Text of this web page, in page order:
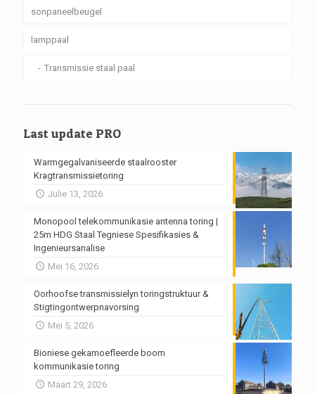
sonpaneelbeugel
lamppaal
Transmissie staal paal
Last update PRO
Warmgegalvaniseerde staalrooster
Kragtransmissietoring
Julie 13, 2026
Monopool telekommunikasie antenna toring |
25m HDG Staal Tegniese Spesifikasies &
Ingenieursanalise
Mei 16, 2026
Oorhoofse transmissielyn toringstruktuur &
Stigtingontwerpnavorsing
Mei 5, 2026
Bioniese gekamoefleerde boom
kommunikasie toring
Maart 29, 2026